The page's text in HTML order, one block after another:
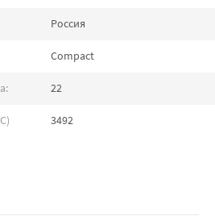
Россия
Compact
22
3492